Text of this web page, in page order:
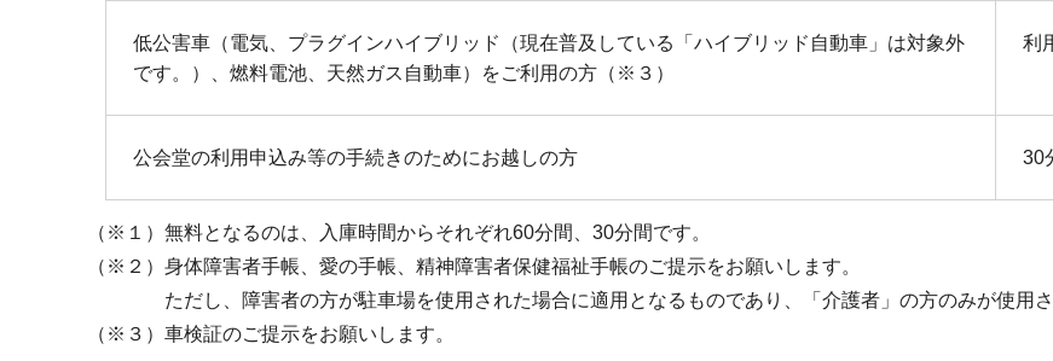
低公害車（電気、プラグインハイブリッド（現在普及している「ハイブリッド自動車」は対象外
です。）、燃料電池、天然ガス自動車）をご利用の方（※３）
利
公会堂の利用申込み等の手続きのためにお越しの方 30
（※１）無料となるのは、入庫時間からそれぞれ60分間、30分間です。
（※２）身体障害者手帳、愛の手帳、精神障害者保健福祉手帳のご提示をお願いします。
ただし、障害者の方が駐車場を使用された場合に適用となるものであり、「介護者」の方のみが使用さ
（※３）車検証のご提示をお願いします。